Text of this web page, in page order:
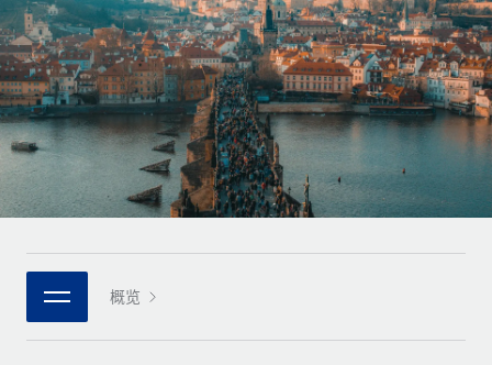
外包复杂雇佣任务
基础设施
Remote Embedded
将人力资源无缝融入工作流程
团队的内置核心人力资源功能
连接 新的
使用我们的 MCP 将任何人工智能工具与 Remote 平台相连
初创企业
为成长型企业量身打造的全球敏捷型人力资源与薪资解决方案
中型市场
通过定制化人力资源解决方案扩展团队
面向大型企业的全球化人力资源服务
与我们携手合作
战略技术合作伙伴
通过 REMOTE 学习
研究与指引
案例研究
人力资源术语表
核对表和模板
职位描述库
网络研讨会
Français
Deutsch
Español
Italiano
日本語
한국어
概览